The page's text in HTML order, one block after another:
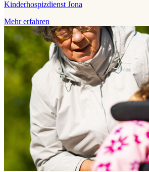
Kinderhospizdienst Jona
Mehr erfahren